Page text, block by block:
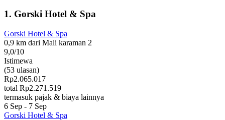
1. Gorski Hotel & Spa
Gorski Hotel & Spa
0,9 km dari Mali karaman 2
9,0/10
Istimewa
(53 ulasan)
Rp2.065.017
total Rp2.271.519
termasuk pajak & biaya lainnya
6 Sep - 7 Sep
Gorski Hotel & Spa